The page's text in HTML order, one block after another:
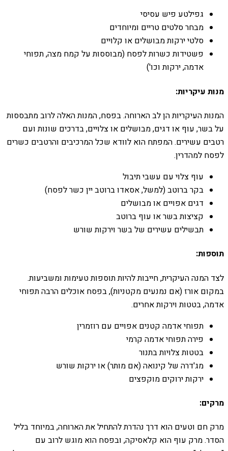
גפילטע פיש עסיסי
מבחר סלטים טריים ומיוחדים
סלטי ירקות מבושלים או קלויים
פשטידות כשרות לפסח (מבוססות על קמח מצה, תפוחי
אדמה, ירקות וכו')
מנות עיקריות:
המנות העיקריות הן לב הארוחה. בפסח, המנות האלה לרוב מתבססות
על בשר, עוף או דגים, מבושלים או צלויים, בדרכים שונות ועם
רטבים עשירים. המפתח הוא לוודא שכל המרכיבים והרטבים כשרים
לפסח למהדרין.
עוף צלוי עם עשבי תיבול
בקר ברוטב (למשל, אסאדו ברוטב יין כשר לפסח)
דגים אפויים או מבושלים
קציצות בשר או עוף ברוטב
תבשילים עשירים של בשר וירקות שורש
תוספות:
לצד המנה העיקרית, חייבות להיות תוספות טעימות ומשביעות.
במקום אורז (אם נמנעים מקטניות), בפסח אוכלים הרבה תפוחי
אדמה, בטטות וירקות אחרים.
תפוחי אדמה קטנים אפויים עם רוזמרין
פירה תפוחי אדמה קרמי
בטטות צלויות בתנור
מג'דרה של קינואה (אם מותר) או ירקות שורש
ירקות ירוקים מוקפצים
מרקים:
מרק חם וטעים הוא דרך נהדרת להתחיל את הארוחה, במיוחד בליל
הסדר. מרק עוף הוא קלאסיקה, ובפסח הוא מוגש לרוב עם